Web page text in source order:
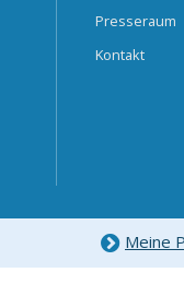
Presseraum
Kontakt
Meine